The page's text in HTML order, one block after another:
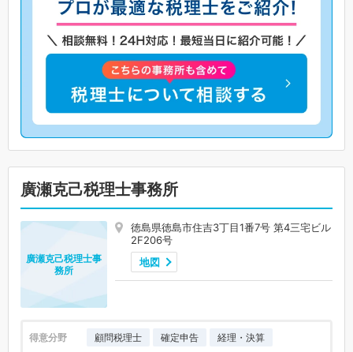
廣瀬克己税理士事務所
徳島県徳島市住吉3丁目1番7号 第4三宅ビル
2F206号
地図
廣瀬克己税理士事
務所
得意分野 顧問税理士 確定申告 経理・決算